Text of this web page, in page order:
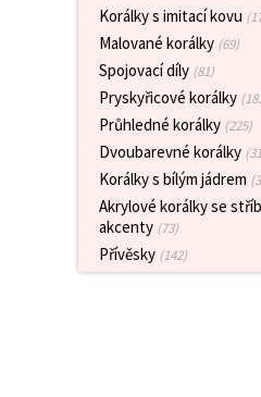
Korálky s imitací kovu
Malované korálky (69)
Spojovací díly (81)
Pryskyřicové korálky
Průhledné korálky (225)
Dvoubarevné korálky
Korálky s bílým jádrem
Akrylové korálky se
akcenty (73)
Přívěsky (142)